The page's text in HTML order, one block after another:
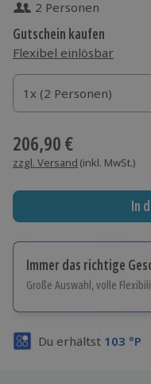
2 Personen
Gutschein kaufen
Flexibel einlösbar
1x (2 Personen)
1x (2 Personen)
1x (2 Personen)
206,90 €
zzgl. Versand (inkl. MwSt.)
In
Immer das richtige
Große Auswahl, volle
Volle Flexibilität
Du erhältst 103 °P